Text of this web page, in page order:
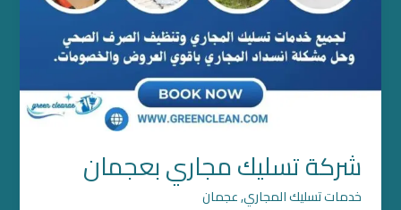
شركة تسليك مجاري بعجمان
خدمات تسليك المجاري,عجمان